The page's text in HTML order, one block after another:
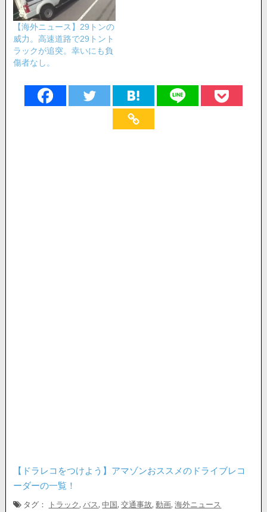
【海外ニュース】29トンの
威力。高速道路で29トント
ラックが追突。幸いにも負
傷者なし。
【ドラレコをつけよう】アマゾンおススメのドライブレコ
ーダーの一覧！
タグ： トラック , バス ,中国 ,交通事故,動画,海外ニュース